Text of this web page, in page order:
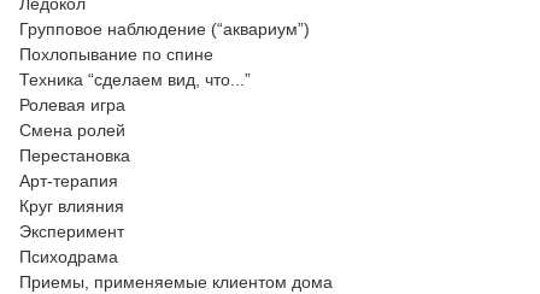
Групповое наблюдение (“аквариум”)
Похлопывание по спине
Техника “сделаем вид, что...”
Ролевая игра
Смена ролей
Перестановка
Арт-терапия
Круг влияния
Эксперимент
Психодрама
Приемы, применяемые клиентом дома